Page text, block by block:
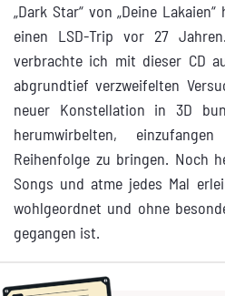
„Dark Star“ von „Deine
einen LSD-Trip vor 27
verbrachte ich mit dieser CD
abgrundtief verzweifelten
neuer Konstellation in 3D
herumwirbelten,
Reihenfolge zu bringen. Noch
Songs und atme jedes Mal
wohlgeordnet und ohne
gegangen ist.